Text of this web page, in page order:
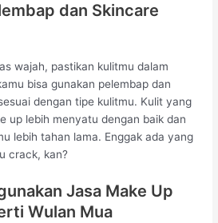
dan Skincare
wajah, pastikan kulitmu dalam
bisa gunakan pelembap dan
dengan tipe kulitmu. Kulit yang
up lebih menyatu dengan baik dan
lebih tahan lama. Enggak ada yang
crack, kan?
Jasa Make Up
Wulan Mua